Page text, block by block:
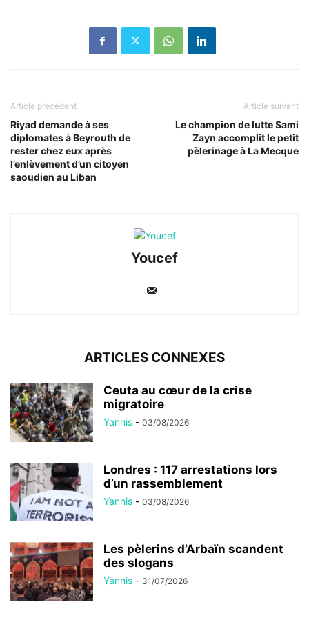
Article précédent
Riyad demande à ses
diplomates à Beyrouth de
rester chez eux après
l’enlèvement d’un citoyen
saoudien au Liban
Article suivant
Le champion de lutte Sami
Zayn accomplit le petit
pèlerinage à La Mecque
Youcef
ARTICLES CONNEXES
Ceuta au cœur de la crise
migratoire
Yannis - 03/08/2026
Londres : 117 arrestations lors
d’un rassemblement
Yannis - 03/08/2026
Les pèlerins d’Arbaïn scandent
des slogans
Yannis - 31/07/2026